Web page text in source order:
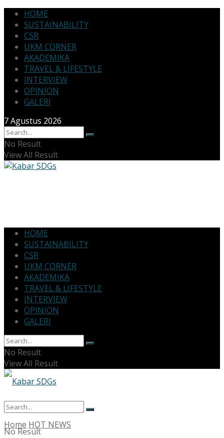
HOME
SUSTAINABILITY
CSR
UKM CORNER
AKADEMIKA
TRAVEL & LIFESTYLE
INTERVIEW
OPINION
GALERI
7 Agustus 2026
No Result
View All Result
HOME
SUSTAINABILITY
CSR
UKM CORNER
AKADEMIKA
TRAVEL & LIFESTYLE
INTERVIEW
OPINION
GALERI
No Result
View All Result
No Result
Home HOT NEWS